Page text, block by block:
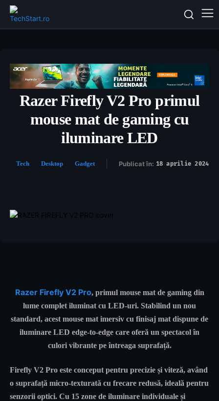
Razer Firefly V2 Pro primul
mouse mat de gaming cu
iluminare LED
Tech Desktop Gadget Publicat în: 18 aprilie 2024
Razer Firefly V2 Pro, primul mouse mat de gaming din
lume complet iluminat cu LED-uri. Stabilind un nou
standard, acest mouse mat imersiv cu finisaj mat dispune de
iluminare LED edge-to-edge care oferă un spectacol în
culori vibrante pe întreaga suprafață.
Firefly V2 Pro este conceput pentru precizie și viteză, având
o suprafață micro-texturată cu frecare redusă, ideală pentru
senzorii optici. Cu 15 zone de iluminare individuale și